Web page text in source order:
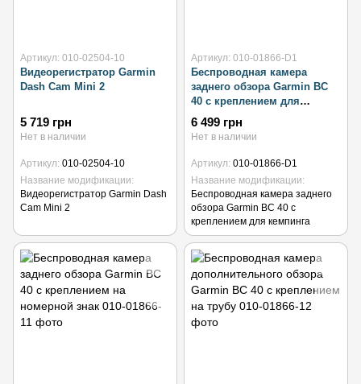
Артикул: 010-02504-10
Видеорегистратор Garmin
Dash Cam Mini 2
5 719 грн
Нет в наличии
Артикул 010-02504-10
Название модификации
Видеорегистратор Garmin Dash
Cam Mini 2
Артикул: 010-01866-D1
Беспроводная камера
заднего обзора Garmin BC
40 с креплением для
кемпинга
6 499 грн
Нет в наличии
Артикул 010-01866-D1
Название модификации
Беспроводная камера заднего
обзора Garmin BC 40 с
креплением для кемпинга